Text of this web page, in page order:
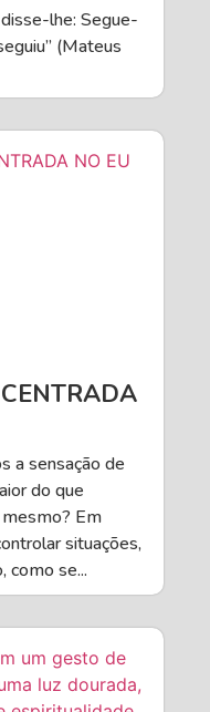
lhe: Segue-
(Mateus
a sensação de
do que
Em
situações,
como se...